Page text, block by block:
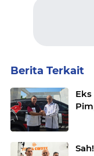
Berita Terkait